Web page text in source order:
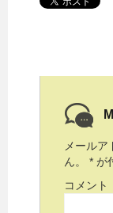
メール
ん。
* が
コメント